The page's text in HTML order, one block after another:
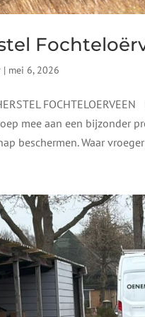
| mei 6, 2026
mee aan een bijzonder
beschermen. Waar